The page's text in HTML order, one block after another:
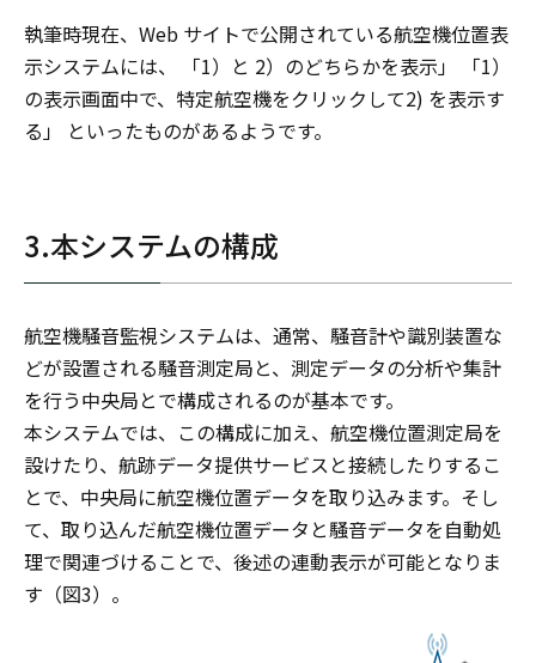
執筆時現在、Web サイトで公開されている航空機位置表
示システムには、 「1）と 2）のどちらかを表示」 「1）
の表示画面中で、特定航空機をクリックして2) を表示す
る」 といったものがあるようです。
3.本システムの構成
航空機騒音監視システムは、通常、騒音計や識別装置な
どが設置される騒音測定局と、測定データの分析や集計
を行う中央局とで構成されるのが基本です。
本システムでは、この構成に加え、航空機位置測定局を
設けたり、航跡データ提供サービスと接続したりするこ
とで、中央局に航空機位置データを取り込みます。そし
て、取り込んだ航空機位置データと騒音データを自動処
理で関連づけることで、後述の連動表示が可能となりま
す（図3）。